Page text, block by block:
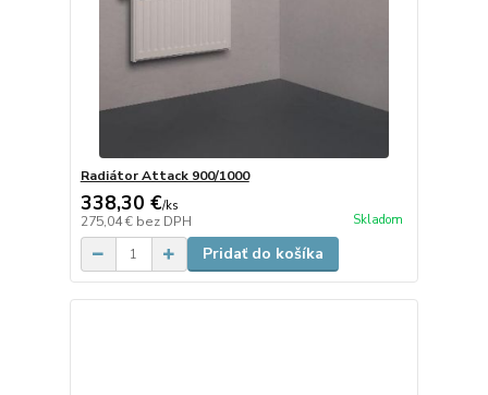
Radiátor Attack 900/1000
338,30 €/ks
275,04 € bez DPH Skladom
Pridať do košíka